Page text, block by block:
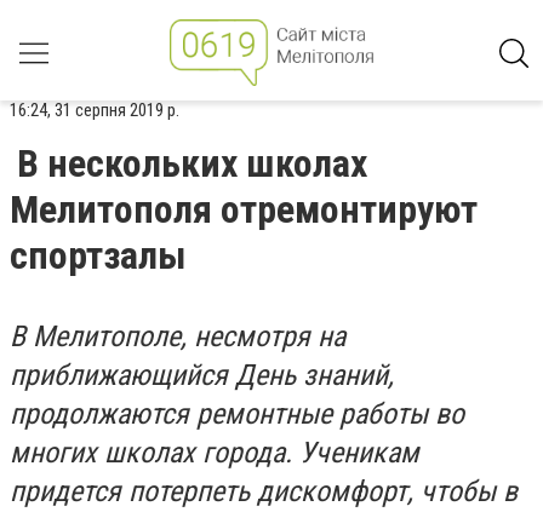
16:24, 31 серпня 2019 р.
В нескольких школах
Мелитополя отремонтируют
спортзалы
В Мелитополе, несмотря на
приближающийся День знаний,
продолжаются ремонтные работы во
многих школах города. Ученикам
придется потерпеть дискомфорт, чтобы в